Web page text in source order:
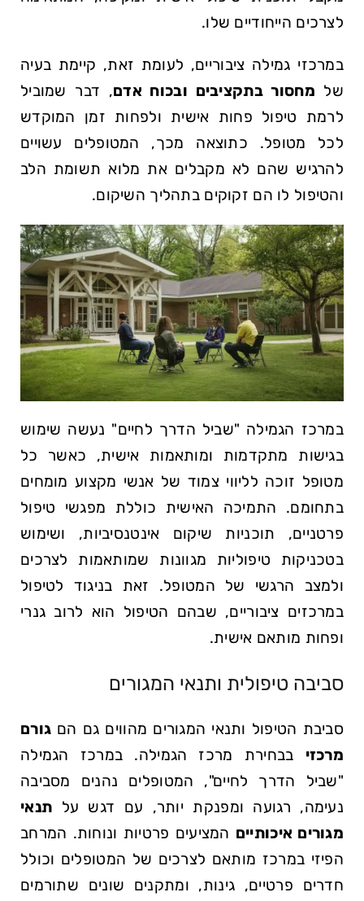
לצרכים הייחודיים שלו.
במרכזי גמילה ציבוריים, לעומת זאת, קיימת בעיה
של מחסור בתקציבים ובכוח אדם, דבר שמוביל
לרמת טיפול פחות אישית ולפחות זמן המוקדש
לכל מטופל. כתוצאה מכך, המטופלים עשויים
להרגיש שהם לא מקבלים את מלוא תשומת הלב
והטיפול לו הם זקוקים בתהליך השיקום.
במרכז הגמילה "שביל הדרך לחיים" נעשה שימוש
בגישות מתקדמות ומותאמות אישית, כאשר כל
מטופל זוכה לליווי צמוד של אנשי מקצוע מומחים
בתחומם. התמיכה האישית כוללת מפגשי טיפול
פרטניים, תוכניות שיקום אינטנסיביות, ושימוש
בטכניקות טיפוליות מגוונות שמותאמות לצרכים
ולמצב הרגשי של המטופל. זאת בניגוד לטיפול
במרכזים ציבוריים, שבהם הטיפול הוא לרוב גנרי
ופחות מותאם אישית.
סביבה טיפולית ותנאי המגורים
סביבת הטיפול ותנאי המגורים מהווים גם הם גורם
מרכזי בבחירת מרכז הגמילה. במרכז הגמילה
"שביל הדרך לחיים", המטופלים נהנים מסביבה
נעימה, רגועה ומפנקת יותר, עם דגש על תנאי
מגורים איכותיים המציעים פרטיות ונוחות. המרחב
הפיזי במרכז מותאם לצרכים של המטופלים וכולל
חדרים פרטיים, גינות, ומתקנים שונים שתורמים